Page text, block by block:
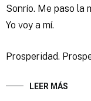
Sonrío. Me paso la
Yo voy a mí.
Prosperidad.
LEER MÁS